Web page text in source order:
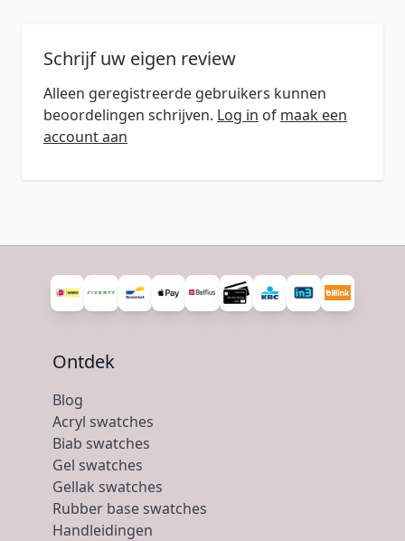
Schrijf uw eigen review
Alleen geregistreerde gebruikers kunnen
beoordelingen schrijven. Log in of maak een
account aan
Ontdek
Blog
Acryl swatches
Biab swatches
Gel swatches
Gellak swatches
Rubber base swatches
Handleidingen